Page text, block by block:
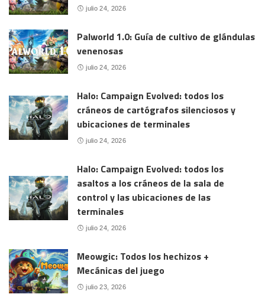
julio 24, 2026
Palworld 1.0: Guía de cultivo de glándulas
venenosas
julio 24, 2026
Halo: Campaign Evolved: todos los
cráneos de cartógrafos silenciosos y
ubicaciones de terminales
julio 24, 2026
Halo: Campaign Evolved: todos los
asaltos a los cráneos de la sala de
control y las ubicaciones de las
terminales
julio 24, 2026
Meowgic: Todos los hechizos +
Mecánicas del juego
julio 23, 2026